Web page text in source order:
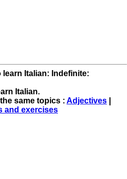
learn Italian: Indefinite:
Italian.
same topics : Adjectives
and exercises